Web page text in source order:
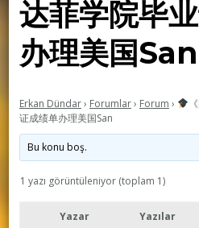
达菲学院毕
办理美国San
Erkan Dündar› Forumlar› Forum ›
证成绩单办理美国San
Bu konu boş.
1 yazı görüntüleniyor (toplam 1)
Yazar Yazılar